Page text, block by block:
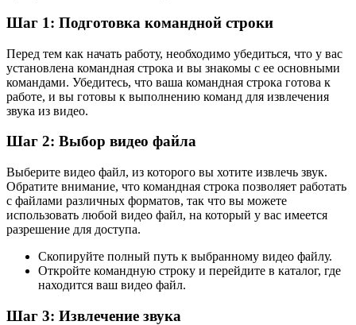
Шаг 1: Подготовка командной строки
Перед тем как начать работу, необходимо убедиться, что у вас
установлена командная строка и вы знакомы с ее основными
командами. Убедитесь, что ваша командная строка готова к
работе, и вы готовы к выполнению команд для извлечения
звука из видео.
Шаг 2: Выбор видео файла
Выберите видео файл, из которого вы хотите извлечь звук.
Обратите внимание, что командная строка позволяет работать
с файлами различных форматов, так что вы можете
использовать любой видео файл, на который у вас имеется
разрешение для доступа.
Скопируйте полный путь к выбранному видео файлу.
Откройте командную строку и перейдите в каталог, где
находится ваш видео файл.
Шаг 3: Извлечение звука